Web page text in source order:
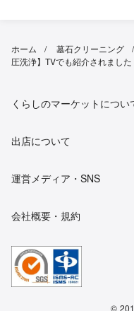
ホーム 墓石クリーニング
圧洗浄】TVでも紹介されました
くらしのマーケットについ
出店について
運営メディア・SNS
会社概要・規約
©